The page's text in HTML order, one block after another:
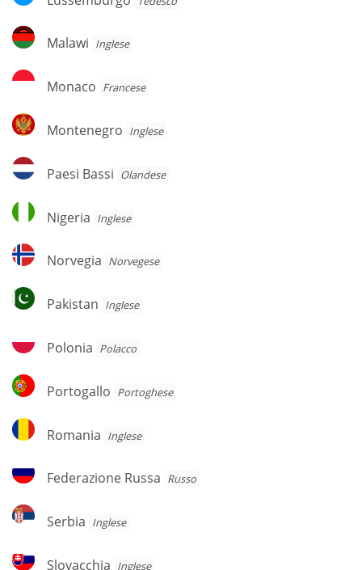
Malawi
Malawi Inglese
Monaco
Monaco Francese
Montenegro
Montenegro Inglese
Paesi
Bassi
Paesi Bassi Olandese
Nigeria
Nigeria Inglese
Norvegia
Norvegia Norvegese
Pakistan
Pakistan Inglese
Polonia
Polonia Polacco
Portogallo
Portogallo Portoghese
Romania
Romania Inglese
Federazione
Russa
Federazione Russa Russo
Serbia
Serbia Inglese
Slovacchia
Slovacchia Inglese